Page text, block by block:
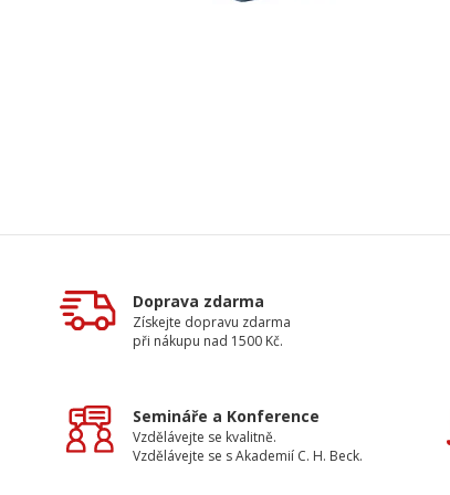
Doprava zdarma
Získejte dopravu zdarma
při nákupu nad 1500 Kč.
Semináře a Konference
Vzdělávejte se kvalitně.
Vzdělávejte se s Akademií C. H. Beck.